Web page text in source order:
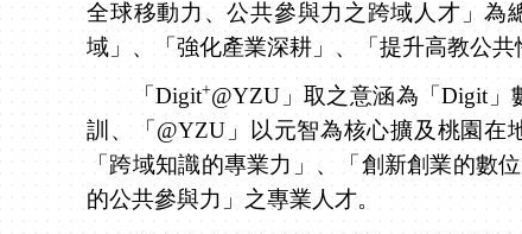
全球移動力、公共參與力之跨域人才」為
域」、「強化產業深耕」、「提升高教公共
「Digit+@YZU 」取之意涵為「Digit
訓、「 @YZU 」以元智為核心擴及桃園
「跨域知識的專業力」、「創新創業的數
的公共參與力」之專業人才。